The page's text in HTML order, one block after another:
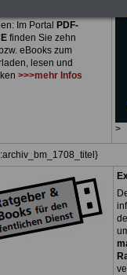
Im Portal PDF-
finden Sie zehn
eBooks zum
lesen und
>>>mehr Infos
>